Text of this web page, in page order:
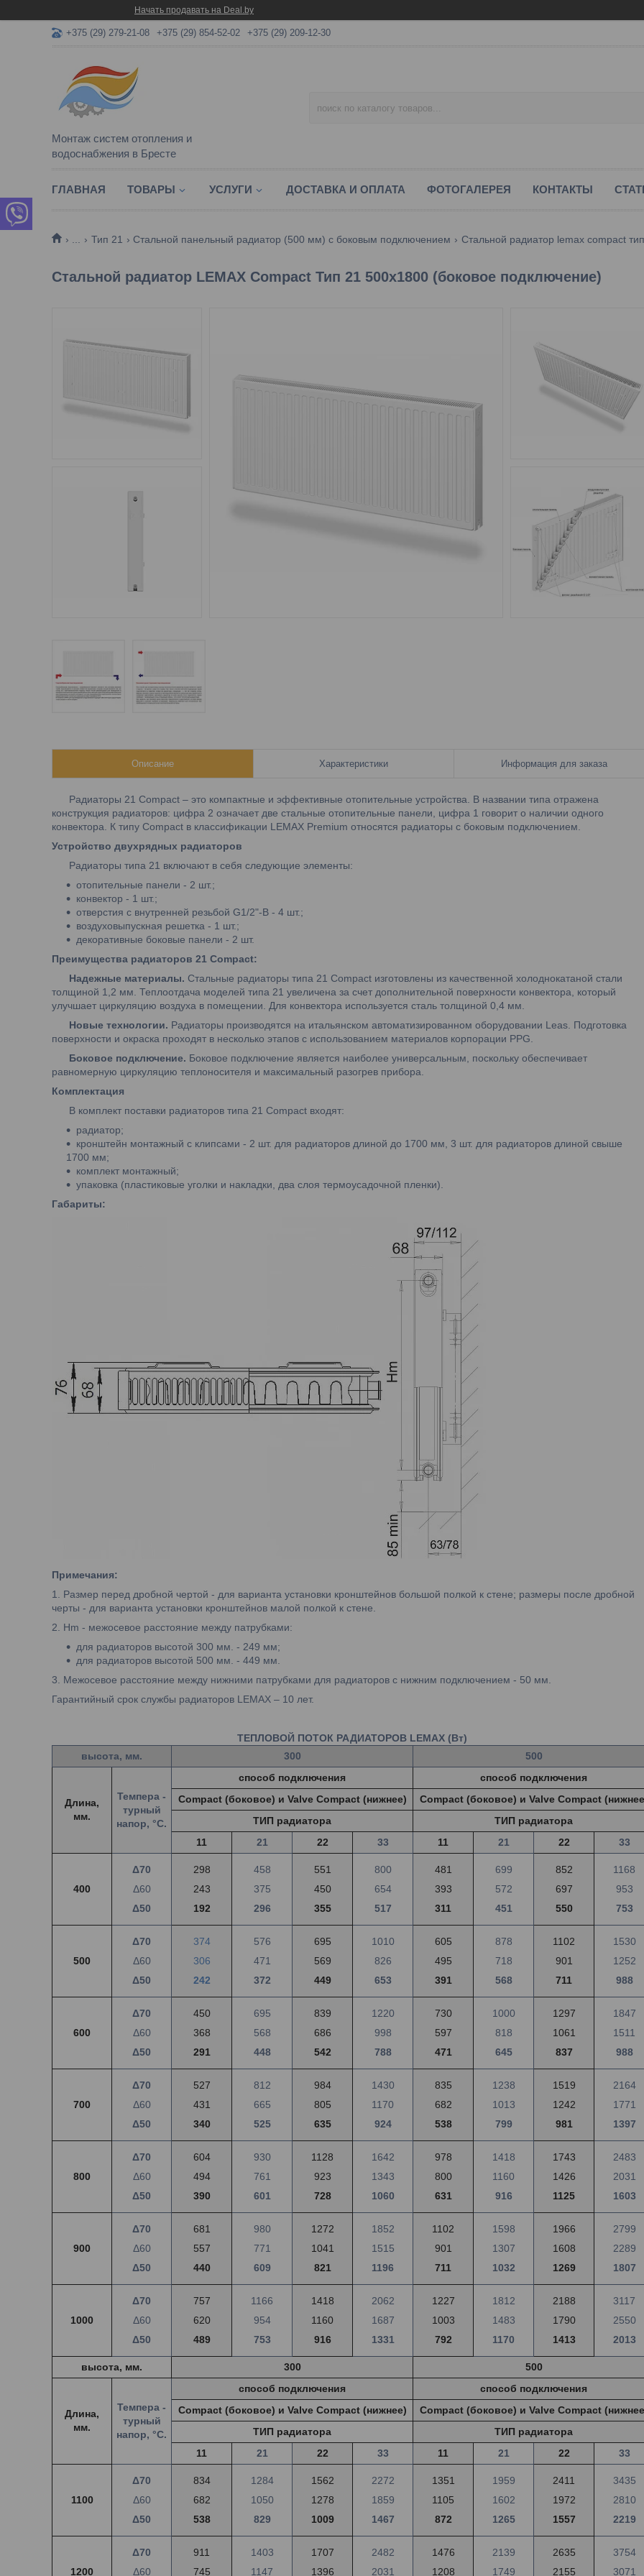
Начать продавать на Deal.by
+375 (29) 279-21-08 +375 (29) 854-52-02 +375 (29) 209-12-30
Монтаж систем отопления и
водоснабжения в Бресте
ГЛАВНАЯ ТОВАРЫ УСЛУГИ ДОСТАВКА И ОПЛАТА ФОТОГАЛЕРЕЯ КОНТАКТЫ
Тип 21 Стальной панельный радиатор (500 мм) с боковым подключением Стальной радиатор lemax compact
Стальной радиатор LEMAX Compact Тип 21 500х1800 (боковое подключение)
Описание Характеристики Информация для заказа
Радиаторы 21 Compact – это компактные и эффективные отопительные устройства. В названии типа отражена
конструкция радиаторов: цифра 2 означает две стальные отопительные панели, цифра 1 говорит о наличии одного
конвектора. К типу Compact в классификации LEMAX Premium относятся радиаторы с боковым подключением.
Устройство двухрядных радиаторов
Радиаторы типа 21 включают в себя следующие элементы:
отопительные панели - 2 шт.;
конвектор - 1 шт.;
отверстия с внутренней резьбой G1/2"-B - 4 шт.;
воздуховыпускная решетка - 1 шт.;
декоративные боковые панели - 2 шт.
Преимущества радиаторов 21 Compact:
Надежные материалы. Стальные радиаторы типа 21 Compact изготовлены из качественной холоднокатаной стали
толщиной 1,2 мм. Теплоотдача моделей типа 21 увеличена за счет дополнительной поверхности конвектора, который
улучшает циркуляцию воздуха в помещении. Для конвектора используется сталь толщиной 0,4 мм.
Новые технологии. Радиаторы производятся на итальянском автоматизированном оборудовании Leas. Подготовка
поверхности и окраска проходят в несколько этапов с использованием материалов корпорации PPG.
Боковое подключение. Боковое подключение является наиболее универсальным, поскольку обеспечивает
равномерную циркуляцию теплоносителя и максимальный разогрев прибора.
Комплектация
В комплект поставки радиаторов типа 21 Compact входят:
радиатор;
кронштейн монтажный с клипсами - 2 шт. для радиаторов длиной до 1700 мм, 3 шт. для радиаторов длиной свыше
1700 мм;
комплект монтажный;
упаковка (пластиковые уголки и накладки, два слоя термоусадочной пленки).
Габариты:
Примечания:
1. Размер перед дробной чертой - для варианта установки кронштейнов большой полкой к стене; размеры после дробной
черты - для варианта установки кронштейнов малой полкой к стене.
2. Hm - межосевое расстояние между патрубками:
для радиаторов высотой 300 мм. - 249 мм;
для радиаторов высотой 500 мм. - 449 мм.
3. Межосевое расстояние между нижними патрубками для радиаторов с нижним подключением - 50 мм.
Гарантийный срок службы радиаторов LEMAX – 10 лет.
ТЕПЛОВОЙ ПОТОК РАДИАТОРОВ LEMAX (Вт)
высота, мм.
300 500
Длина,
мм.
Темпера -
турный
напор, °С.
способ подключения
способ подключения
Compact (боковое) и Valve Compact (нижнее)
Compact (боковое) и Valve Compact
ТИП радиатора
ТИП радиатора
11
21 22 33 11 21 22 33
400
Δ70
Δ60
Δ50
298
243
192
458
375
296
551
450
355
800
654
517
481
393
311
699
572
451
852
697
550
1168
953
753
500
Δ70
Δ60
Δ50
374
306
242
576
471
372
695
569
449
1010
826
653
605
495
391
878
718
568
1102
901
711
1530
1252
988
600
Δ70
Δ60
Δ50
450
368
291
695
568
448
839
686
542
1220
998
788
730
597
471
1000
818
645
1297
1061
837
1847
1511
988
700
Δ70
Δ60
Δ50
527
431
340
812
665
525
984
805
635
1430
1170
924
835
682
538
1238
1013
799
1519
1242
981
2164
1771
1397
800
Δ70
Δ60
Δ50
604
494
390
930
761
601
1128
923
728
1642
1343
1060
978
800
631
1418
1160
916
1743
1426
1125
2483
2031
1603
900
Δ70
Δ60
Δ50
681
557
440
980
771
609
1272
1041
821
1852
1515
1196
1102
901
711
1598
1307
1032
1966
1608
1269
2799
2289
1807
1000
Δ70
Δ60
Δ50
757
620
489
1166
954
753
1418
1160
916
2062
1687
1331
1227
1003
792
1812
1483
1170
2188
1790
1413
3117
2550
2013
высота, мм. 300 500
Длина,
мм.
Темпера -
турный
напор, °С.
способ подключения
способ подключения
Compact (боковое) и Valve Compact (нижнее)
Compact (боковое) и Valve Compact
ТИП радиатора
ТИП радиатора
11
21 22 33 11 21 22 33
1100
Δ70
Δ60
Δ50
834
682
538
1284
1050
829
1562
1278
1009
2272
1859
1467
1351
1105
872
1959
1602
1265
2411
1972
1557
3435
2810
2219
1200
Δ70
Δ60
911
745
1403
1147
1707
1396
2482
2031
1476
1208
2139
1749
2635
2155
3754
3071